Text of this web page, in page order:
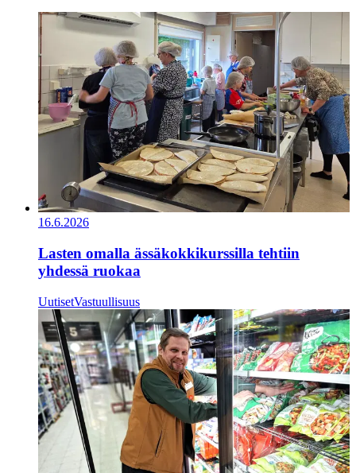
16.6.2026
Lasten omalla ässäkokkikurssilla tehtiin
yhdessä ruokaa
UutisetVastuullisuus